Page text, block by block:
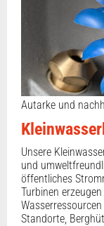
Autarke und
Unsere
und
öffentliches
Turbinen
Standorte,